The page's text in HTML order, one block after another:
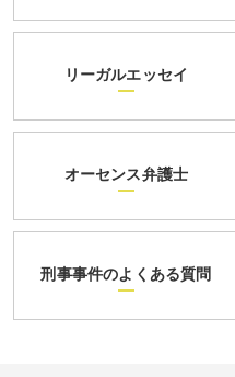
リーガルエッセイ
オーセンス弁護士
刑事事件のよくある質問